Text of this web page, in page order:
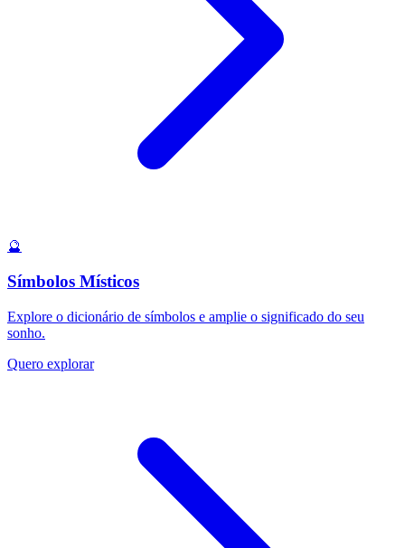
🔮
Símbolos Místicos
Explore o dicionário de símbolos e amplie o significado do seu
sonho.
Quero explorar